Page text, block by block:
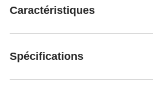
Caractéristiques
Spécifications